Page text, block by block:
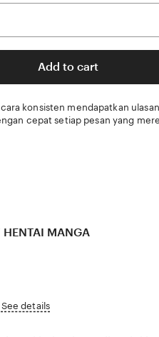
Add to cart
konsisten mendapatkan
cepat setiap pesan yang
HENTAI MANGA
See details